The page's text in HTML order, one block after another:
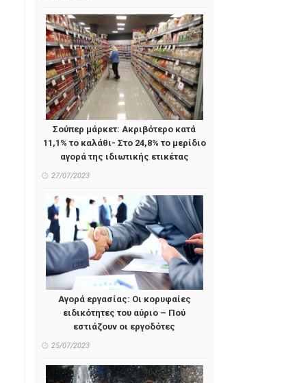
Σούπερ μάρκετ: Ακριβότερο κατά
11,1% το καλάθι- Στο 24,8% το μερίδιο
αγορά της ιδιωτικής ετικέτας
27/07/2023
Αγορά εργασίας: Οι κορυφαίες
ειδικότητες του αύριο – Πού
εστιάζουν οι εργοδότες
25/07/2023